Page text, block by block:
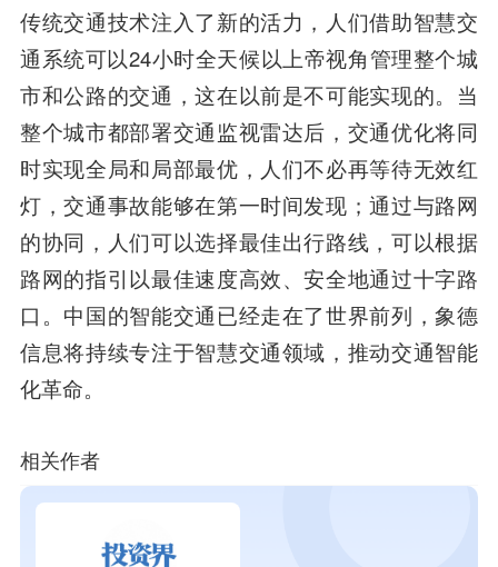
传统交通技术注入了新的活力，人们借助智慧交
通系统可以24小时全天候以上帝视角管理整个城
市和公路的交通，这在以前是不可能实现的。当
整个城市都部署交通监视雷达后，交通优化将同
时实现全局和局部最优，人们不必再等待无效红
灯，交通事故能够在第一时间发现；通过与路网
的协同，人们可以选择最佳出行路线，可以根据
路网的指引以最佳速度高效、安全地通过十字路
口。中国的智能交通已经走在了世界前列，象德
信息将持续专注于智慧交通领域，推动交通智能
化革命。
相关作者